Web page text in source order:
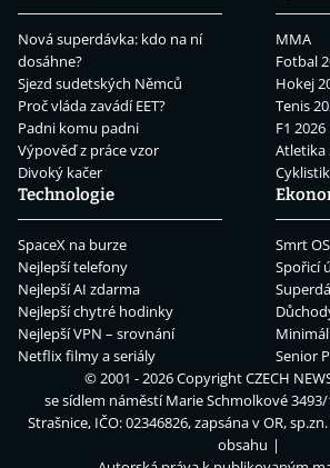
Nová superdávka: kdo na ní
dosáhne?
Sjezd sudetských Němců
Proč vláda zavádí EET?
Padni komu padni
Výpověď z práce vzor
Divoký kačer
MMA
Fotbal
Hokej
Tenis
F1 2026
Atletika
Technologie
SpaceX na burze
Nejlepší telefony
Nejlepší AI zdarma
Nejlepší chytré hodinky
Nejlepší VPN – srovnání
Netflix filmy a seriály
Smrt
Spořicí
Senior
© 2001 - 2026 CopyrightCZECH
se sídlem náměstí Marie Schmolkové 3493/
Strašnice, IČO: 02346826, zapsána v OR,
obsahu